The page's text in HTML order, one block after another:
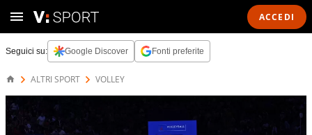
ACCEDI
Seguici su: Google Discover Fonti preferite
ALTRI SPORT VOLLEY